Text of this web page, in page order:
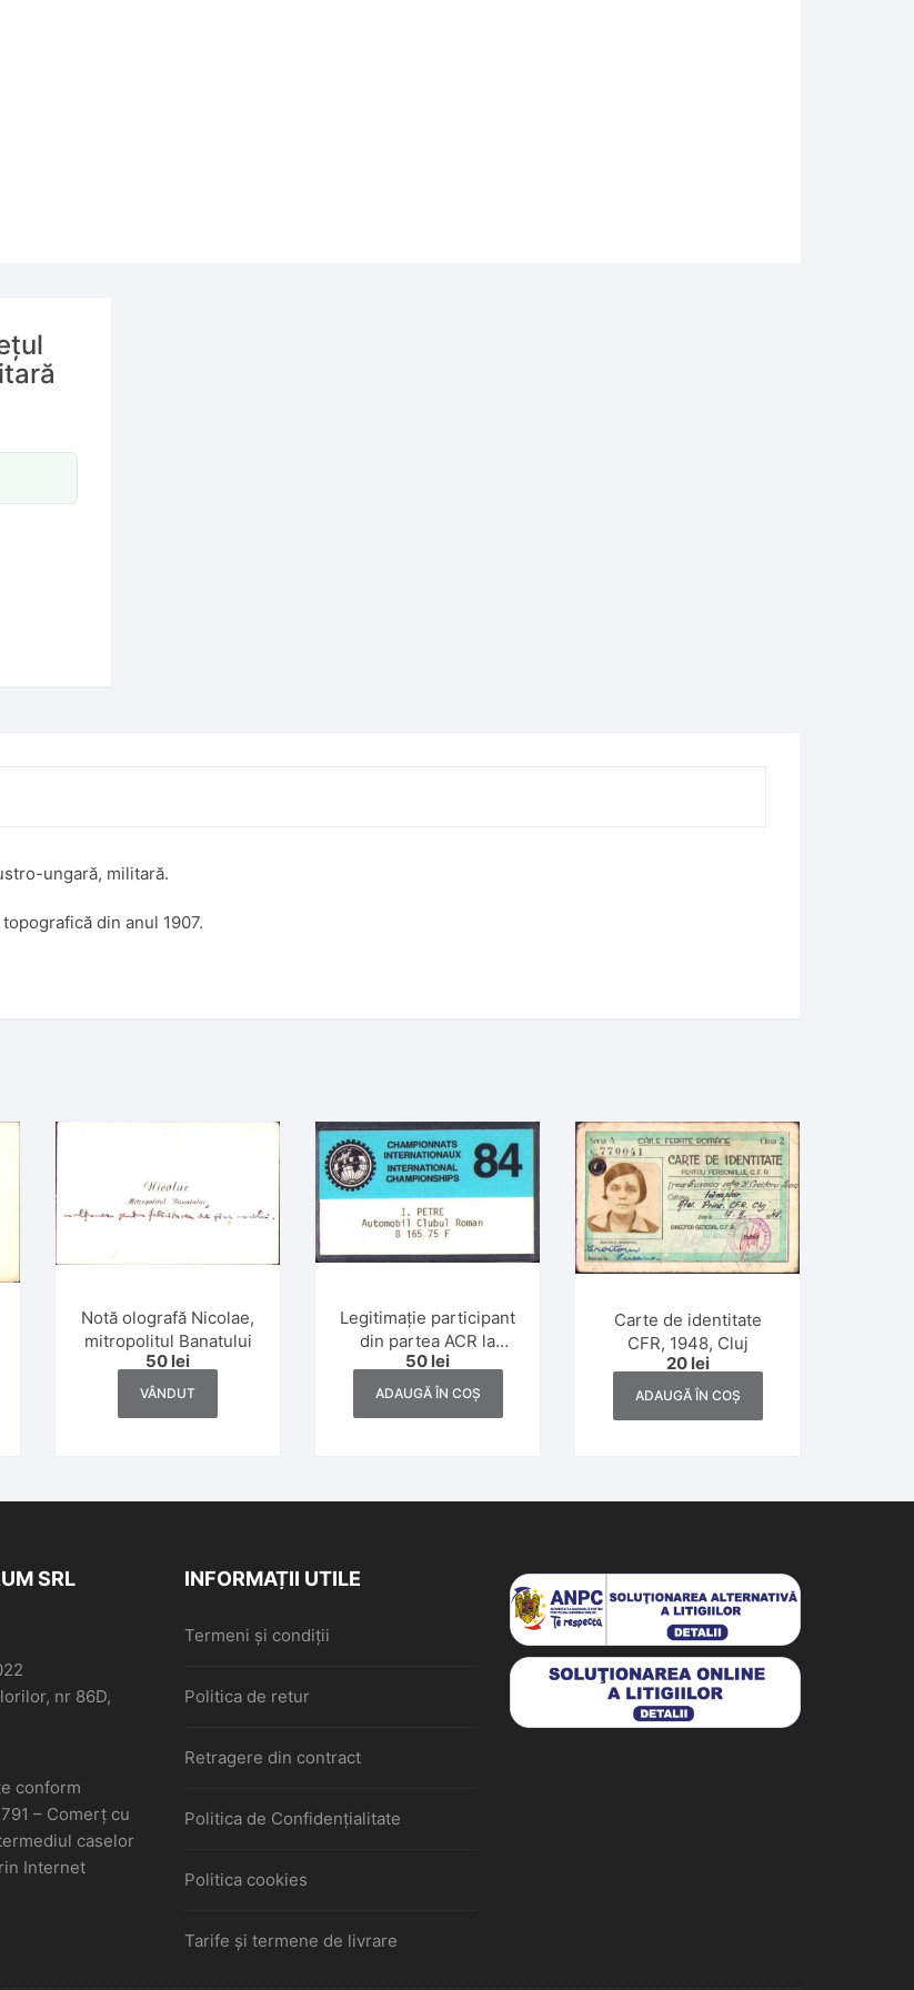
ungară, militară.
din anul 1907.
Notă olografă Nicolae,
mitropolitul Banatului
50 lei
VÂNDUT
Legitimație participant
din partea ACR la
Campionatul
Internațional FISA
50 lei
ADAUGĂ ÎN COȘ
Carte de identitate
CFR, 1948, Cluj
20 lei
ADAUGĂ ÎN COȘ
SRL
nr 86D,
conform
– Comerţ cu
caselor
Internet
INFORMAȚII UTILE
Termeni și condiții
Politica de retur
Retragere din contract
Politica de Confidențialitate
Politica cookies
Tarife și termene de livrare